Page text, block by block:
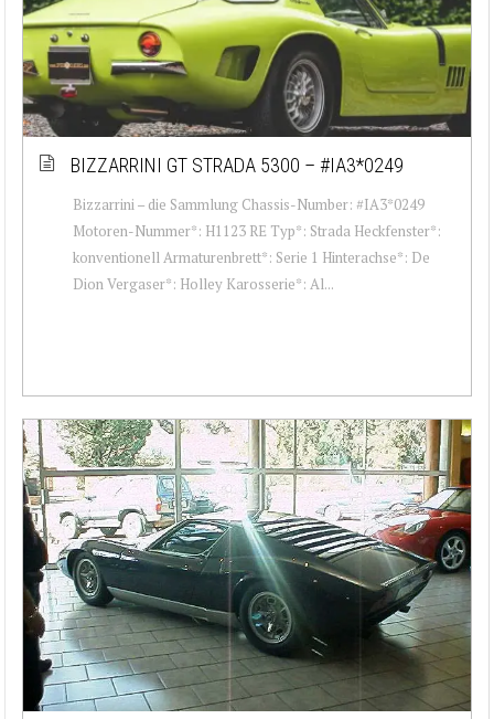
BIZZARRINI GT STRADA 5300 – #IA3*0249
Bizzarrini – die Sammlung Chassis-Number: #IA3*0249
Motoren-Nummer*: H1123 RE Typ*: Strada Heckfenster*:
konventionell Armaturenbrett*: Serie 1 Hinterachse*: De
Dion Vergaser*: Holley Karosserie*: Al...